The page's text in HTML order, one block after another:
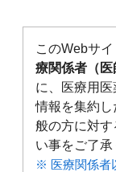
このWebサイ
療関係者（医
に、医療用
情報を集約
般の方に対
い事をご了承
※ 医療関係者